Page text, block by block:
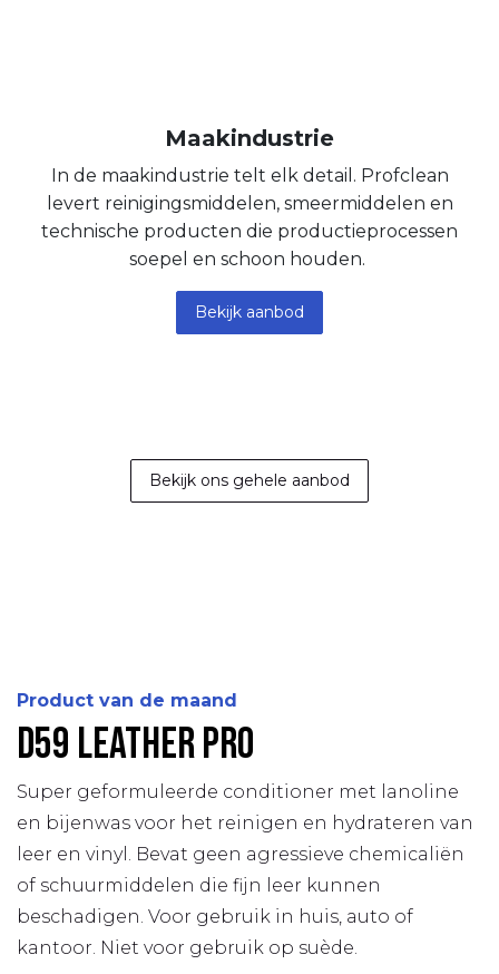
Maakindustrie
In de maakindustrie telt elk detail. Profclean
levert reinigingsmiddelen, smeermiddelen en
technische producten die productieprocessen
soepel en schoon houden.
Bekijk aanbod
Bekijk ons ​​gehele aa​​nbo​​d
Product van de maand
D59 leather pro
Super geformuleerde conditioner met lanoline
en bijenwas voor het reinigen en hydrateren van
leer en vinyl. Bevat geen agressieve chemicaliën
of schuurmiddelen die fijn leer kunnen
beschadigen. Voor gebruik in huis, auto of
kantoor. Niet voor gebruik op suède.